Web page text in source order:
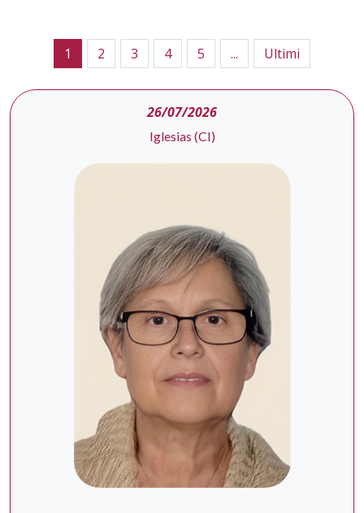
1 2 3 4 5 ... Ultimi
26/07/2026
Iglesias (CI)